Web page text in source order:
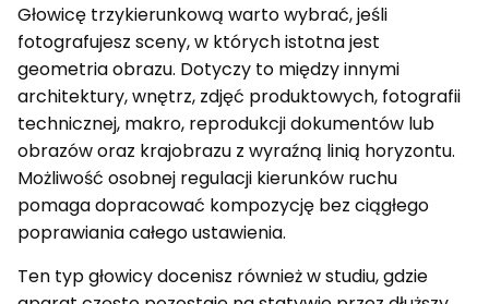
Głowicę trzykierunkową warto wybrać, jeśli
fotografujesz sceny, w których istotna jest
geometria obrazu. Dotyczy to między innymi
architektury, wnętrz, zdjęć produktowych, fotografii
technicznej, makro, reprodukcji dokumentów lub
obrazów oraz krajobrazu z wyraźną linią horyzontu.
Możliwość osobnej regulacji kierunków ruchu
pomaga dopracować kompozycję bez ciągłego
poprawiania całego ustawienia.
Ten typ głowicy docenisz również w studiu, gdzie